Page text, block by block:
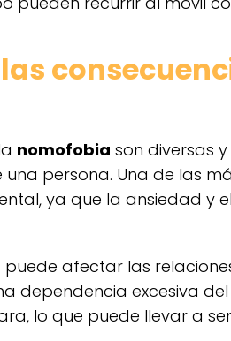
nomofobia son diversas
persona. Una de las
ya que la ansiedad y
afectar las
dependencia excesiva
lo que puede llevar a